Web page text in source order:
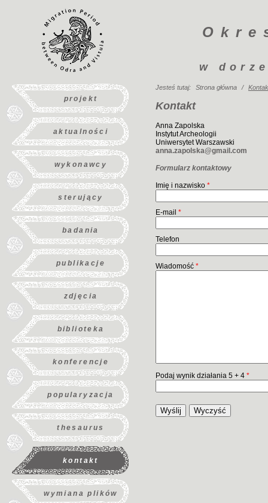
w
projekt
aktualności
wykonawcy
sterujący
badania
publikacje
zdjęcia
biblioteka
konferencje
popularyzacja
thesaurus
kontakt
wymiana plików
Jesteś tutaj: Strona główna /
Kontakt
Anna Zapolska
Instytut Archeologii
Uniwersytet Warszawski
anna.zapolska@gmail.com
Formularz kontaktowy
Imię i nazwisko *
E-mail *
Telefon
Wiadomość *
Podaj wynik działania 5 + 4 *
Wyślij Wyczyść